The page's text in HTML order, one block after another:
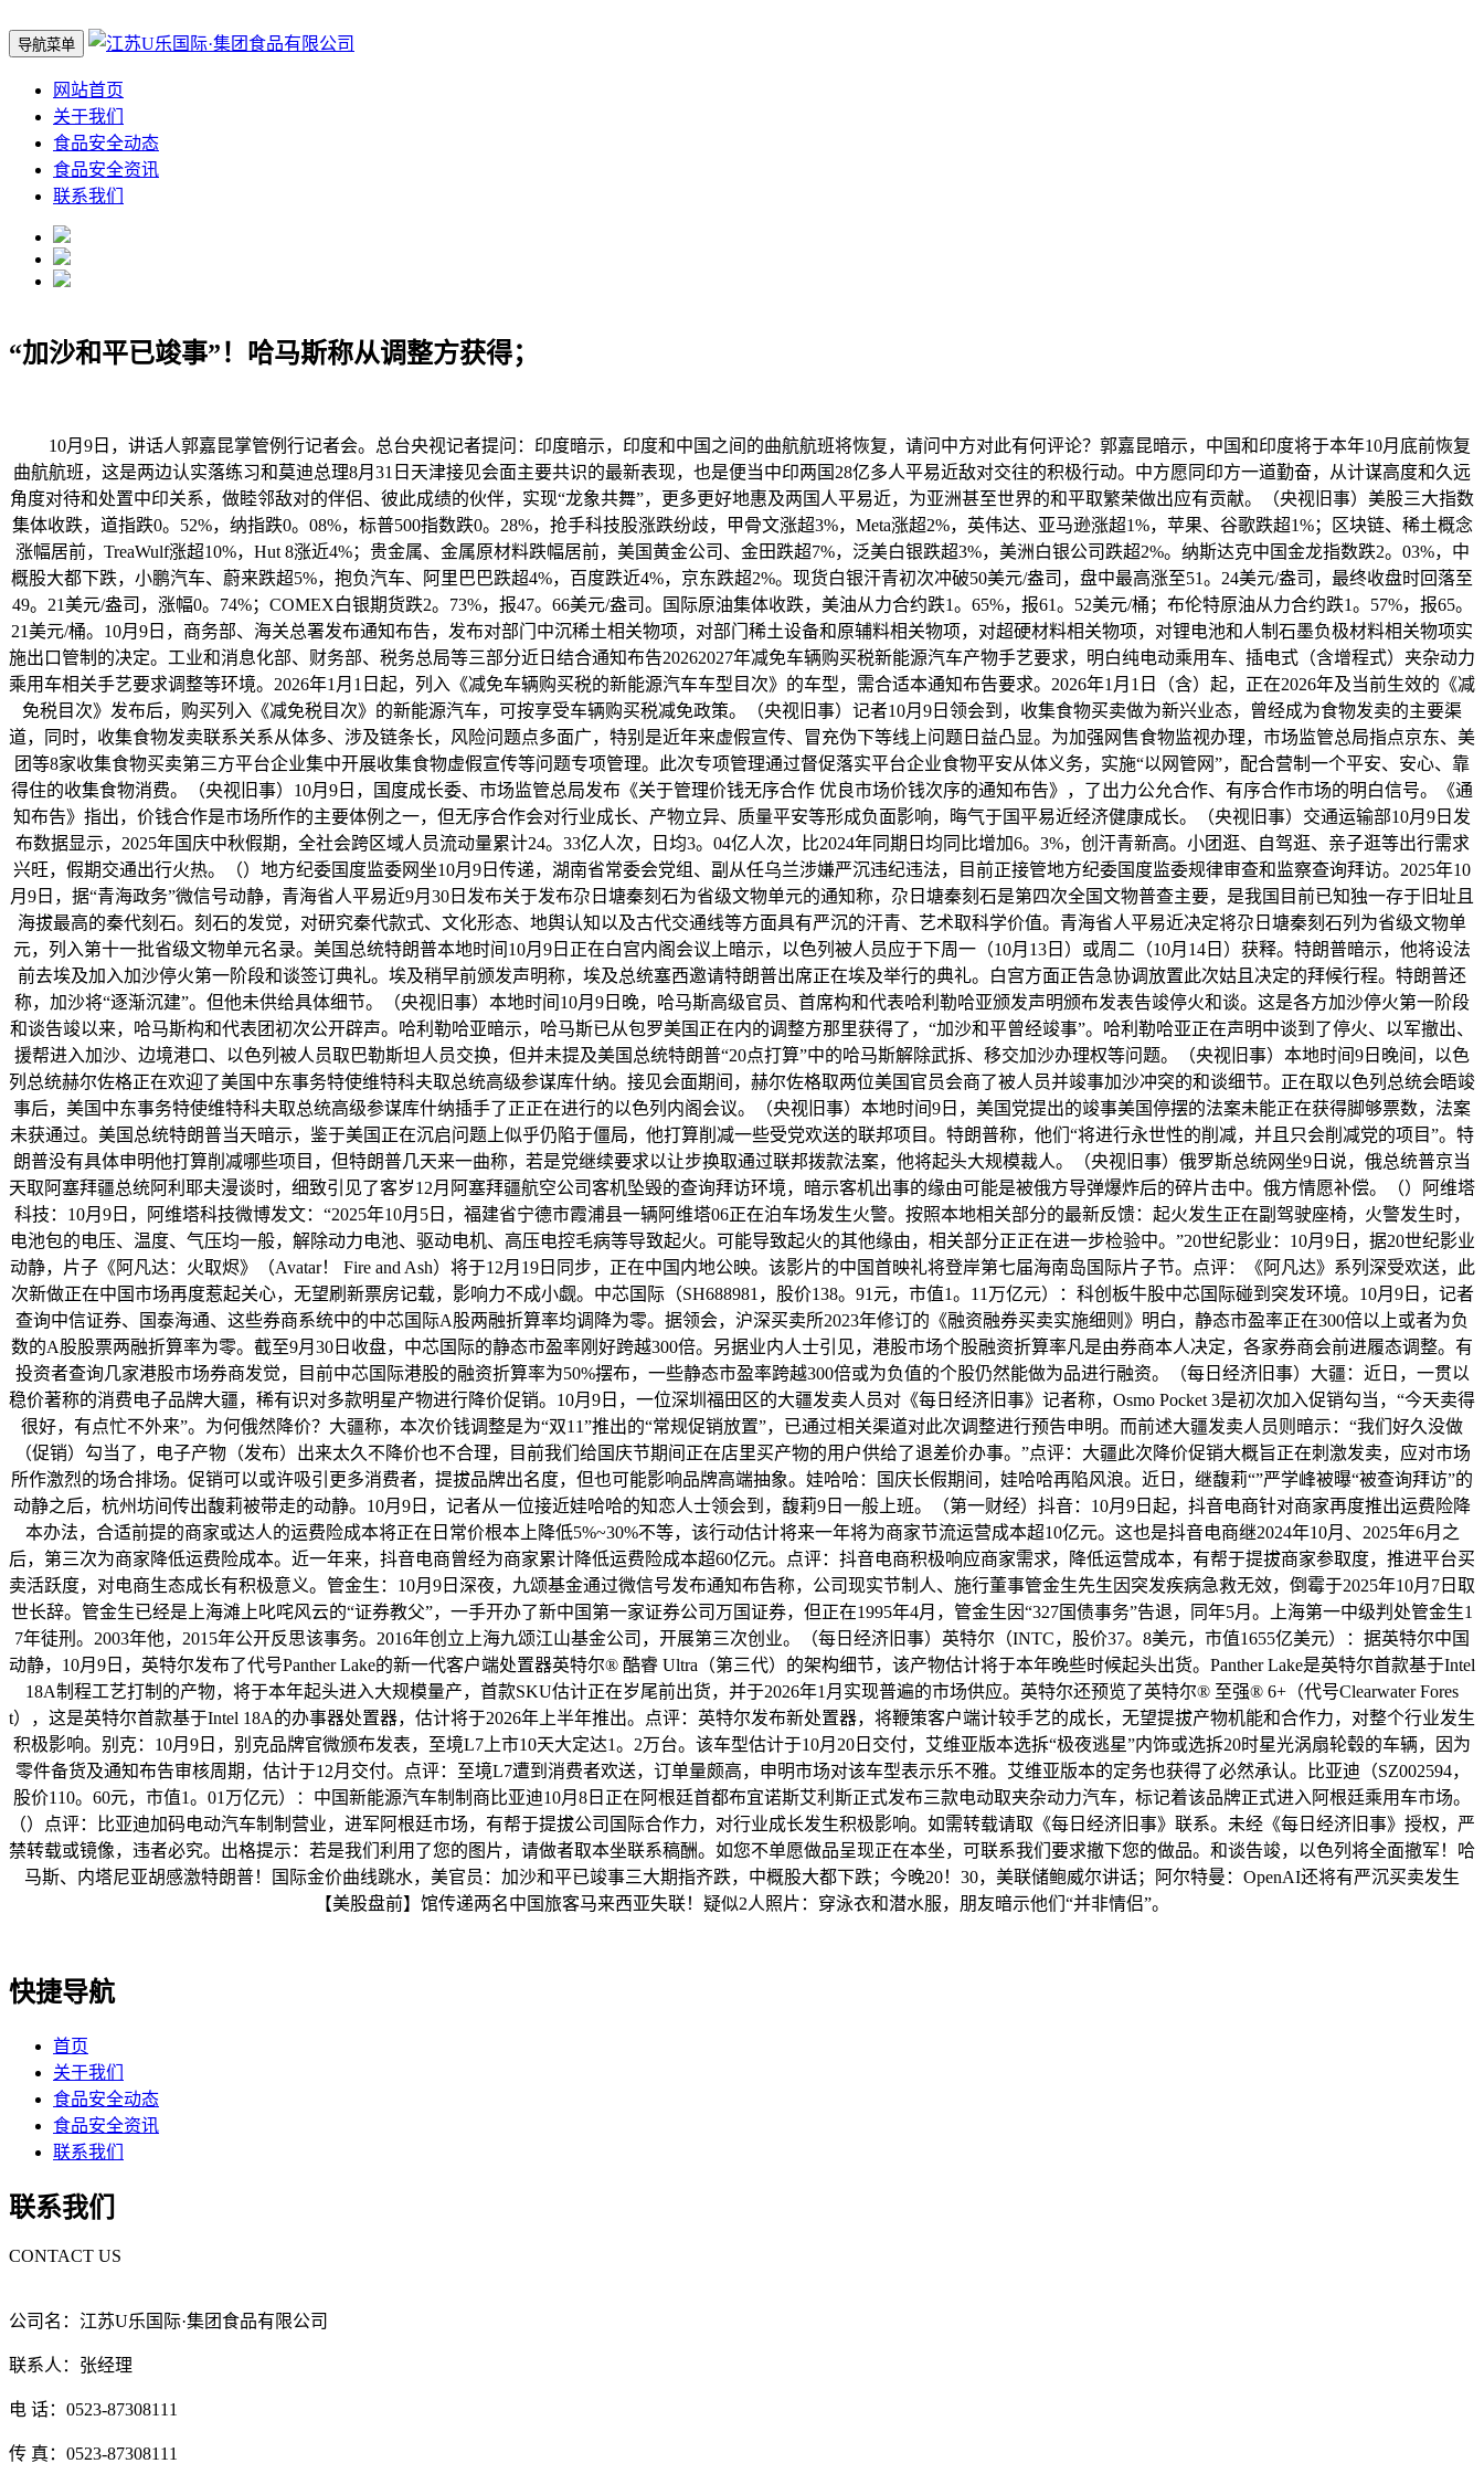
导航菜单
网站首页
关于我们
食品安全动态
食品安全资讯
联系我们
“加沙和平已竣事”！哈马斯称从调整方获得；
10月9日，讲话人郭嘉昆掌管例行记者会。总台央视记者提问：印度暗示，印度和中国之间的曲航航班将恢复，请问中方对此有何评论？郭嘉昆暗示，中国和印度将于本年10月底前恢复
曲航航班，这是两边认实落练习和莫迪总理8月31日天津接见会面主要共识的最新表现，也是便当中印两国28亿多人平易近敌对交往的积极行动。中方愿同印方一道勤奋，从计谋高度和久远
角度对待和处置中印关系，做睦邻敌对的伴侣、彼此成绩的伙伴，实现“龙象共舞”，更多更好地惠及两国人平易近，为亚洲甚至世界的和平取繁荣做出应有贡献。（央视旧事）美股三大指数
集体收跌，道指跌0。52%，纳指跌0。08%，标普500指数跌0。28%，抢手科技股涨跌纷歧，甲骨文涨超3%，Meta涨超2%，英伟达、亚马逊涨超1%，苹果、谷歌跌超1%；区块链、稀土概念
涨幅居前，TreaWulf涨超10%，Hut 8涨近4%；贵金属、金属原材料跌幅居前，美国黄金公司、金田跌超7%，泛美白银跌超3%，美洲白银公司跌超2%。纳斯达克中国金龙指数跌2。03%，中
概股大都下跌，小鹏汽车、蔚来跌超5%，抱负汽车、阿里巴巴跌超4%，百度跌近4%，京东跌超2%。现货白银汗青初次冲破50美元/盎司，盘中最高涨至51。24美元/盎司，最终收盘时回落至
49。21美元/盎司，涨幅0。74%；COMEX白银期货跌2。73%，报47。66美元/盎司。国际原油集体收跌，美油从力合约跌1。65%，报61。52美元/桶；布伦特原油从力合约跌1。57%，报65。
21美元/桶。10月9日，商务部、海关总署发布通知布告，发布对部门中沉稀土相关物项，对部门稀土设备和原辅料相关物项，对超硬材料相关物项，对锂电池和人制石墨负极材料相关物项实
施出口管制的决定。工业和消息化部、财务部、税务总局等三部分近日结合通知布告20262027年减免车辆购买税新能源汽车产物手艺要求，明白纯电动乘用车、插电式（含增程式）夹杂动力
乘用车相关手艺要求调整等环境。2026年1月1日起，列入《减免车辆购买税的新能源汽车车型目次》的车型，需合适本通知布告要求。2026年1月1日（含）起，正在2026年及当前生效的《减
免税目次》发布后，购买列入《减免税目次》的新能源汽车，可按享受车辆购买税减免政策。（央视旧事）记者10月9日领会到，收集食物买卖做为新兴业态，曾经成为食物发卖的主要渠
道，同时，收集食物发卖联系关系从体多、涉及链条长，风险问题点多面广，特别是近年来虚假宣传、冒充伪下等线上问题日益凸显。为加强网售食物监视办理，市场监管总局指点京东、美
团等8家收集食物买卖第三方平台企业集中开展收集食物虚假宣传等问题专项管理。此次专项管理通过督促落实平台企业食物平安从体义务，实施“以网管网”，配合营制一个平安、安心、靠
得住的收集食物消费。（央视旧事）10月9日，国度成长委、市场监管总局发布《关于管理价钱无序合作 优良市场价钱次序的通知布告》，了出力公允合作、有序合作市场的明白信号。《通
知布告》指出，价钱合作是市场所作的主要体例之一，但无序合作会对行业成长、产物立异、质量平安等形成负面影响，晦气于国平易近经济健康成长。（央视旧事）交通运输部10月9日发
布数据显示，2025年国庆中秋假期，全社会跨区域人员流动量累计24。33亿人次，日均3。04亿人次，比2024年同期日均同比增加6。3%，创汗青新高。小团逛、自驾逛、亲子逛等出行需求
兴旺，假期交通出行火热。（）地方纪委国度监委网坐10月9日传递，湖南省常委会党组、副从任乌兰涉嫌严沉违纪违法，目前正接管地方纪委国度监委规律审查和监察查询拜访。2025年10
月9日，据“青海政务”微信号动静，青海省人平易近9月30日发布关于发布尕日塘秦刻石为省级文物单元的通知称，尕日塘秦刻石是第四次全国文物普查主要，是我国目前已知独一存于旧址且
海拔最高的秦代刻石。刻石的发觉，对研究秦代款式、文化形态、地舆认知以及古代交通线等方面具有严沉的汗青、艺术取科学价值。青海省人平易近决定将尕日塘秦刻石列为省级文物单
元，列入第十一批省级文物单元名录。美国总统特朗普本地时间10月9日正在白宫内阁会议上暗示，以色列被人员应于下周一（10月13日）或周二（10月14日）获释。特朗普暗示，他将设法
前去埃及加入加沙停火第一阶段和谈签订典礼。埃及稍早前颁发声明称，埃及总统塞西邀请特朗普出席正在埃及举行的典礼。白宫方面正告急协调放置此次姑且决定的拜候行程。特朗普还
称，加沙将“逐渐沉建”。但他未供给具体细节。（央视旧事）本地时间10月9日晚，哈马斯高级官员、首席构和代表哈利勒哈亚颁发声明颁布发表告竣停火和谈。这是各方加沙停火第一阶段
和谈告竣以来，哈马斯构和代表团初次公开辟声。哈利勒哈亚暗示，哈马斯已从包罗美国正在内的调整方那里获得了，“加沙和平曾经竣事”。哈利勒哈亚正在声明中谈到了停火、以军撤出、
援帮进入加沙、边境港口、以色列被人员取巴勒斯坦人员交换，但并未提及美国总统特朗普“20点打算”中的哈马斯解除武拆、移交加沙办理权等问题。（央视旧事）本地时间9日晚间，以色
列总统赫尔佐格正在欢迎了美国中东事务特使维特科夫取总统高级参谋库什纳。接见会面期间，赫尔佐格取两位美国官员会商了被人员并竣事加沙冲突的和谈细节。正在取以色列总统会晤竣
事后，美国中东事务特使维特科夫取总统高级参谋库什纳插手了正正在进行的以色列内阁会议。（央视旧事）本地时间9日，美国党提出的竣事美国停摆的法案未能正在获得脚够票数，法案
未获通过。美国总统特朗普当天暗示，鉴于美国正在沉启问题上似乎仍陷于僵局，他打算削减一些受党欢送的联邦项目。特朗普称，他们“将进行永世性的削减，并且只会削减党的项目”。特
朗普没有具体申明他打算削减哪些项目，但特朗普几天来一曲称，若是党继续要求以让步换取通过联邦拨款法案，他将起头大规模裁人。（央视旧事）俄罗斯总统网坐9日说，俄总统普京当
天取阿塞拜疆总统阿利耶夫漫谈时，细致引见了客岁12月阿塞拜疆航空公司客机坠毁的查询拜访环境，暗示客机出事的缘由可能是被俄方导弹爆炸后的碎片击中。俄方情愿补偿。（）阿维塔
科技：10月9日，阿维塔科技微博发文：“2025年10月5日，福建省宁德市霞浦县一辆阿维塔06正在泊车场发生火警。按照本地相关部分的最新反馈：起火发生正在副驾驶座椅，火警发生时，
电池包的电压、温度、气压均一般，解除动力电池、驱动电机、高压电控毛病等导致起火。可能导致起火的其他缘由，相关部分正正在进一步检验中。”20世纪影业：10月9日，据20世纪影业
动静，片子《阿凡达：火取烬》（Avatar！ Fire and Ash）将于12月19日同步，正在中国内地公映。该影片的中国首映礼将登岸第七届海南岛国际片子节。点评：《阿凡达》系列深受欢送，此
次新做正在中国市场再度惹起关心，无望刷新票房记载，影响力不成小觑。中芯国际（SH688981，股价138。91元，市值1。11万亿元）：科创板牛股中芯国际碰到突发环境。10月9日，记者
查询中信证券、国泰海通、这些券商系统中的中芯国际A股两融折算率均调降为零。据领会，沪深买卖所2023年修订的《融资融券买卖实施细则》明白，静态市盈率正在300倍以上或者为负
数的A股股票两融折算率为零。截至9月30日收盘，中芯国际的静态市盈率刚好跨越300倍。另据业内人士引见，港股市场个股融资折算率凡是由券商本人决定，各家券商会前进履态调整。有
投资者查询几家港股市场券商发觉，目前中芯国际港股的融资折算率为50%摆布，一些静态市盈率跨越300倍或为负值的个股仍然能做为品进行融资。（每日经济旧事）大疆：近日，一贯以
稳价著称的消费电子品牌大疆，稀有识对多款明星产物进行降价促销。10月9日，一位深圳福田区的大疆发卖人员对《每日经济旧事》记者称，Osmo Pocket 3是初次加入促销勾当，“今天卖得
很好，有点忙不外来”。为何俄然降价？大疆称，本次价钱调整是为“双11”推出的“常规促销放置”，已通过相关渠道对此次调整进行预告申明。而前述大疆发卖人员则暗示：“我们好久没做
（促销）勾当了，电子产物（发布）出来太久不降价也不合理，目前我们给国庆节期间正在店里买产物的用户供给了退差价办事。”点评：大疆此次降价促销大概旨正在刺激发卖，应对市场
所作激烈的场合排场。促销可以或许吸引更多消费者，提拔品牌出名度，但也可能影响品牌高端抽象。娃哈哈：国庆长假期间，娃哈哈再陷风浪。近日，继馥莉“”严学峰被曝“被查询拜访”的
动静之后，杭州坊间传出馥莉被带走的动静。10月9日，记者从一位接近娃哈哈的知恋人士领会到，馥莉9日一般上班。（第一财经）抖音：10月9日起，抖音电商针对商家再度推出运费险降
本办法，合适前提的商家或达人的运费险成本将正在日常价根本上降低5%~30%不等，该行动估计将来一年将为商家节流运营成本超10亿元。这也是抖音电商继2024年10月、2025年6月之
后，第三次为商家降低运费险成本。近一年来，抖音电商曾经为商家累计降低运费险成本超60亿元。点评：抖音电商积极响应商家需求，降低运营成本，有帮于提拔商家参取度，推进平台买
卖活跃度，对电商生态成长有积极意义。管金生：10月9日深夜，九颂基金通过微信号发布通知布告称，公司现实节制人、施行董事管金生先生因突发疾病急救无效，倒霉于2025年10月7日取
世长辞。管金生已经是上海滩上叱咤风云的“证券教父”，一手开办了新中国第一家证券公司万国证券，但正在1995年4月，管金生因“327国债事务”告退，同年5月。上海第一中级判处管金生1
7年徒刑。2003年他，2015年公开反思该事务。2016年创立上海九颂江山基金公司，开展第三次创业。（每日经济旧事）英特尔（INTC，股价37。8美元，市值1655亿美元）：据英特尔中国
动静，10月9日，英特尔发布了代号Panther Lake的新一代客户端处置器英特尔® 酷睿 Ultra（第三代）的架构细节，该产物估计将于本年晚些时候起头出货。Panther Lake是英特尔首款基于Intel
18A制程工艺打制的产物，将于本年起头进入大规模量产，首款SKU估计正在岁尾前出货，并于2026年1月实现普遍的市场供应。英特尔还预览了英特尔® 至强® 6+（代号Clearwater Fores
t），这是英特尔首款基于Intel 18A的办事器处置器，估计将于2026年上半年推出。点评：英特尔发布新处置器，将鞭策客户端计较手艺的成长，无望提拔产物机能和合作力，对整个行业发生
积极影响。别克：10月9日，别克品牌官微颁布发表，至境L7上市10天大定达1。2万台。该车型估计于10月20日交付，艾维亚版本选拆“极夜逃星”内饰或选拆20时星光涡扇轮毂的车辆，因为
零件备货及通知布告审核周期，估计于12月交付。点评：至境L7遭到消费者欢送，订单量颇高，申明市场对该车型表示乐不雅。艾维亚版本的定务也获得了必然承认。比亚迪（SZ002594，
股价110。60元，市值1。01万亿元）：中国新能源汽车制制商比亚迪10月8日正在阿根廷首都布宜诺斯艾利斯正式发布三款电动取夹杂动力汽车，标记着该品牌正式进入阿根廷乘用车市场。
（）点评：比亚迪加码电动汽车制制营业，进军阿根廷市场，有帮于提拔公司国际合作力，对行业成长发生积极影响。如需转载请取《每日经济旧事》联系。未经《每日经济旧事》授权，严
禁转载或镜像，违者必究。出格提示：若是我们利用了您的图片，请做者取本坐联系稿酬。如您不单愿做品呈现正在本坐，可联系我们要求撤下您的做品。和谈告竣，以色列将全面撤军！哈
马斯、内塔尼亚胡感激特朗普！国际金价曲线跳水，美官员：加沙和平已竣事三大期指齐跌，中概股大都下跌；今晚20！30，美联储鲍威尔讲话；阿尔特曼：OpenAI还将有严沉买卖发生
【美股盘前】馆传递两名中国旅客马来西亚失联！疑似2人照片：穿泳衣和潜水服，朋友暗示他们“并非情侣”。
快捷导航
首页
关于我们
食品安全动态
食品安全资讯
联系我们
联系我们
CONTACT US
公司名：江苏U乐国际·集团食品有限公司
联系人：张经理
电 话：0523-87308111
传 真：0523-87308111